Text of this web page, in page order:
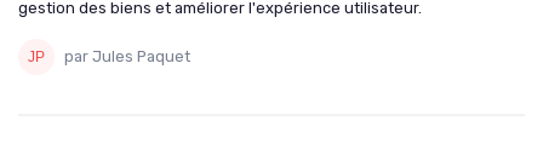
gestion des biens et améliorer l'expérience utilisateur.
par Jules Paquet